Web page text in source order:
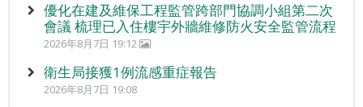
優化在建及維保工程監管跨部門協調小組第二次
會議 梳理已入住樓宇外牆維修防火安全監管流程
2026年8月7日 19:12
衛生局接獲1例流感重症報告
2026年8月7日 19:08